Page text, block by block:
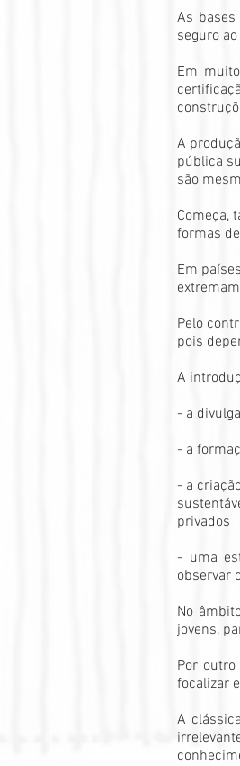
As
seguro
Em
A
pública
são
Começa,
formas
Em
Pelo
pois
A
- a
- a
- a
privados
- uma
observar
No
jovens,
Por
focalizar
A